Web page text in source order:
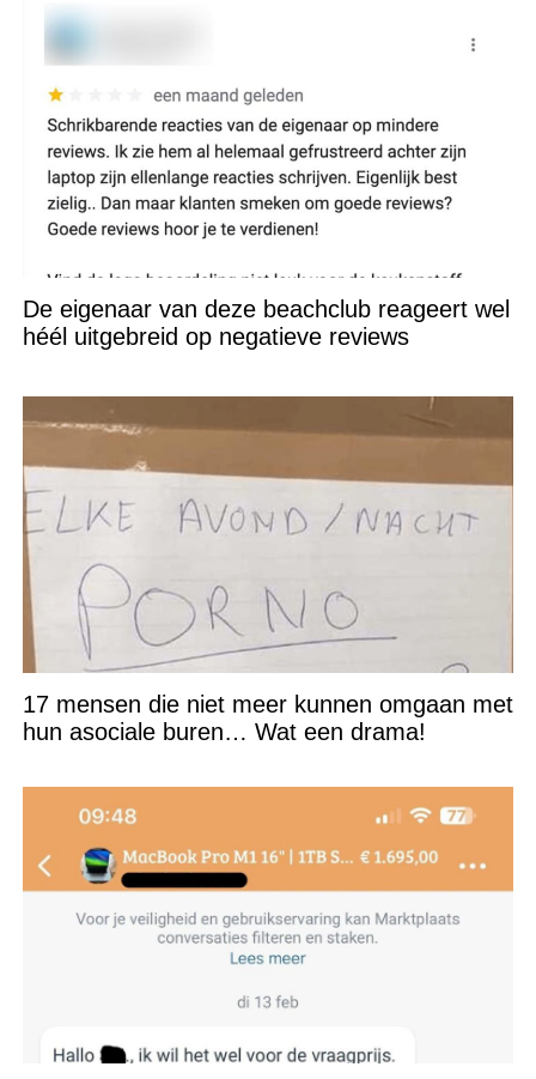
De eigenaar van deze beachclub reageert wel
héél uitgebreid op negatieve reviews
17 mensen die niet meer kunnen omgaan met
hun asociale buren… Wat een drama!